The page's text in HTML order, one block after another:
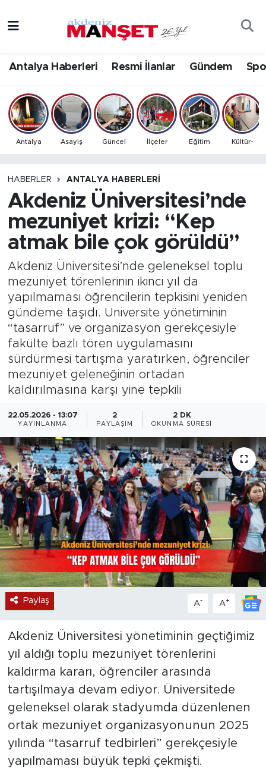
Antalya Haberleri Resmi İlanlar Gündem
Antalya Asayiş Güncel İlçeler Eğitim Kültür-
HABERLER ANTALYA HABERLERI
Akdeniz Üniversitesi’nde
mezuniyet krizi: “Kep
atmak bile çok görüldü”
Akdeniz Üniversitesi’nde geleneksel toplu
mezuniyet törenlerinin ikinci yıl da
yapılmaması öğrencilerin tepkisini yeniden
gündeme taşıdı. Üniversite yönetiminin
“tasarruf” ve organizasyon gerekçesiyle
fakülte bazlı tören uygulamasını
sürdürmesi tartışma yaratırken, öğrenciler
mezuniyet geleneğinin ortadan
kaldırılmasına karşı yine tepkili
22.05.2026 - 13:07
YAYINLANMA
2
PAYLAŞIM
2 DK
OKUNMA SÜRESI
Paylaş A- A+
Akdeniz Üniversitesi yönetiminin geçtiğimiz
yıl aldığı toplu mezuniyet törenlerini
kaldırma kararı, öğrenciler arasında
tartışılmaya devam ediyor. Üniversitede
geleneksel olarak stadyumda düzenlenen
ortak mezuniyet organizasyonunun 2025
yılında “tasarruf tedbirleri” gerekçesiyle
yapılmaması büyük tepki çekmişti.
Bilim & Teknoloji
Eğitim
Ekonomi
Gündem
İlçeler
Kültür- Sanat
Magazin
Özel Haber
Politika
Resmi İlanlar
Spor
Turizm
Antalya Hava Durumu
Antalya Namaz Vakitleri
Antalya Trafik Yoğunluk Haritası
Tüm Manşetler
Son Dakika Haberleri
Haber Arşivi